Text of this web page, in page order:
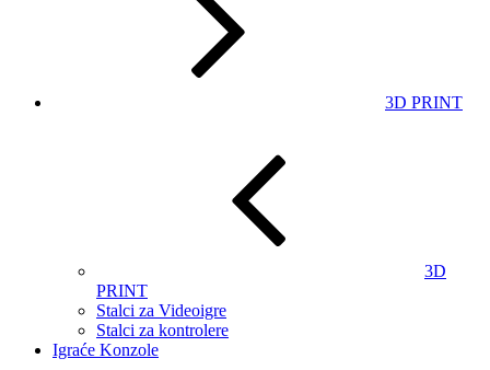
3D PRINT
3D
PRINT
Stalci za Videoigre
Stalci za kontrolere
Igraće Konzole